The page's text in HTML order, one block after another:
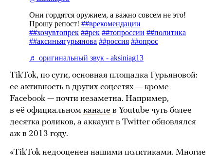
TikTok, по сути, основная площадка Гурьяновой:
ее активность в других соцсетях — кроме
Facebook — почти незаметна. Например,
в её официальном канале в Youtube чуть более
десятка роликов, а аккаунт в Twitter обновлялся
аж в 2013 году.
«TikTok недооценен нашими политиками. Многие